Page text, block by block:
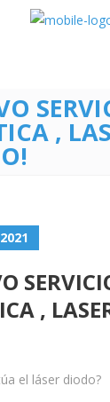
,
,
el láser diodo?